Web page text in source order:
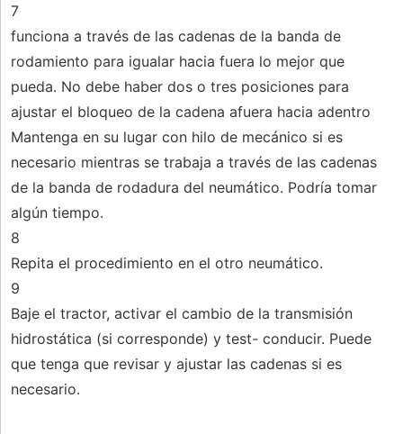
7
funciona a través de las cadenas de la banda de
rodamiento para igualar hacia fuera lo mejor que
pueda. No debe haber dos o tres posiciones para
ajustar el bloqueo de la cadena afuera hacia adentro
Mantenga en su lugar con hilo de mecánico si es
necesario mientras se trabaja a través de las cadenas
de la banda de rodadura del neumático. Podría tomar
algún tiempo.
8
Repita el procedimiento en el otro neumático.
9
Baje el tractor, activar el cambio de la transmisión
hidrostática (si corresponde) y test- conducir. Puede
que tenga que revisar y ajustar las cadenas si es
necesario.